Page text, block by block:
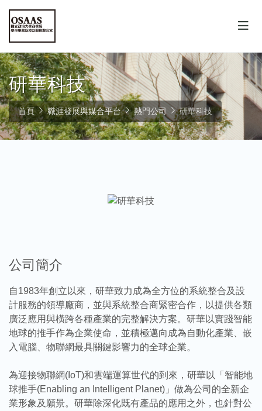
研華科技
首頁 職涯發展與媒合平台 熱門公司 研華科技
公司簡介
自1983年創立以來，研華致力成為全方位的系統整合及設
計服務的領導廠商，並與系統整合商緊密合作，以提供各類
廣泛應用與橫跨各種產業的完整解決方案。研華以實踐智能
地球的推手作為企業使命，並積極邁向成為自動化產業、嵌
入電腦、物聯網最具關鍵影響力的全球企業。
為迎接物聯網(IoT)和雲端運算世代的到來，研華以「智能地
球推手(Enabling an Intelligent Planet)」做為公司的全新企
業形象及願景。研華除深化既有產品的應用之外，也針對公